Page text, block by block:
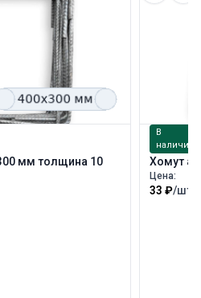
мм толщина 10
В
наличии
Хомут
Цена:
33 ₽/шт